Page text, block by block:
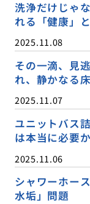
洗浄だけじゃ
れる「健康」
2025.11.08
その一滴、見
れ、静かなる
2025.11.07
ユニットバス
は本当に必要
2025.11.06
シャワーホー
水垢」問題